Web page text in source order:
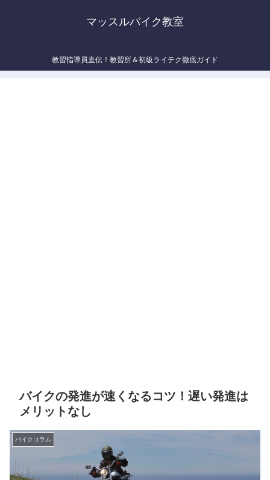
マッスルバイク教室
教習指導員直伝！教習所＆初級ライテク徹底ガイド
バイクの発進が速くなるコツ！遅い発進は
メリットなし
バイクコラム